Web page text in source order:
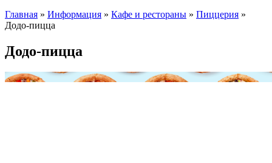
Главная » Информация » Кафе и рестораны » Пиццерия »
Додо-пицца
Додо-пицца